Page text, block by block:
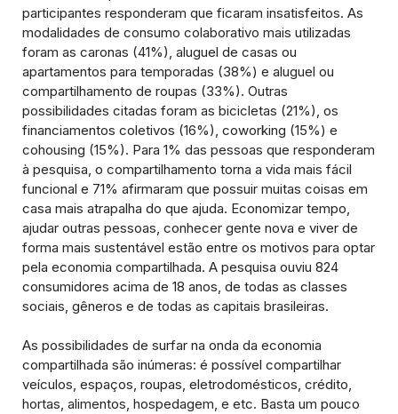
participantes responderam que ficaram insatisfeitos. As
modalidades de consumo colaborativo mais utilizadas
foram as caronas (41%), aluguel de casas ou
apartamentos para temporadas (38%) e aluguel ou
compartilhamento de roupas (33%). Outras
possibilidades citadas foram as bicicletas (21%), os
financiamentos coletivos (16%), coworking (15%) e
cohousing (15%). Para 1% das pessoas que responderam
à pesquisa, o compartilhamento torna a vida mais fácil
funcional e 71% afirmaram que possuir muitas coisas em
casa mais atrapalha do que ajuda. Economizar tempo,
ajudar outras pessoas, conhecer gente nova e viver de
forma mais sustentável estão entre os motivos para optar
pela economia compartilhada. A pesquisa ouviu 824
consumidores acima de 18 anos, de todas as classes
sociais, gêneros e de todas as capitais brasileiras.
As possibilidades de surfar na onda da economia
compartilhada são inúmeras: é possível compartilhar
veículos, espaços, roupas, eletrodomésticos, crédito,
hortas, alimentos, hospedagem, e etc. Basta um pouco